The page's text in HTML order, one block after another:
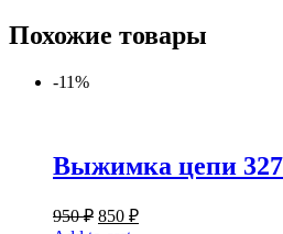
Похожие товары
-11%
Выжимка цепи
950₽ 850 ₽